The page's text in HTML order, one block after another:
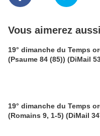
Vous aimerez aussi
19° dimanche du Temps
(Psaume 84 (85)) (DiMail
19° dimanche du Temps
(Romains 9, 1-5) (DiMail